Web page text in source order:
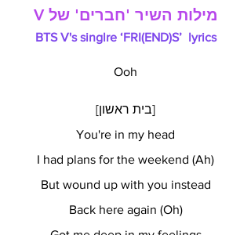
מילות השיר 'חברים' של V
BTS V's singlre ‘FRI(END)S’  lyrics
Ooh
[בית ראשון]
You're in my head
I had plans for the weekend (Ah)
But wound up with you instead
Back here again (Oh)